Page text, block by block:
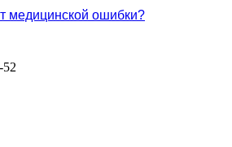
медицинской ошибки?
52